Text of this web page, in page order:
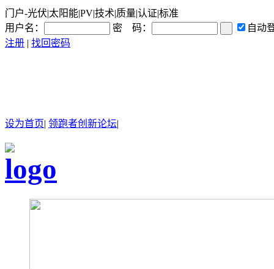
门户-光伏|太阳能|PV|技术|质量|认证|标准
用户名：
密 码：
自动
注册 | 找回密码
设为首页| 领跑者创新论坛|